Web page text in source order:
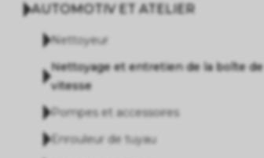
AUTOMOTIV ET ATELIER
Nettoyeur
Nettoyage et entretien de la boîte de
vitesse
Pompes et accessoires
Enrouleur de tuyau